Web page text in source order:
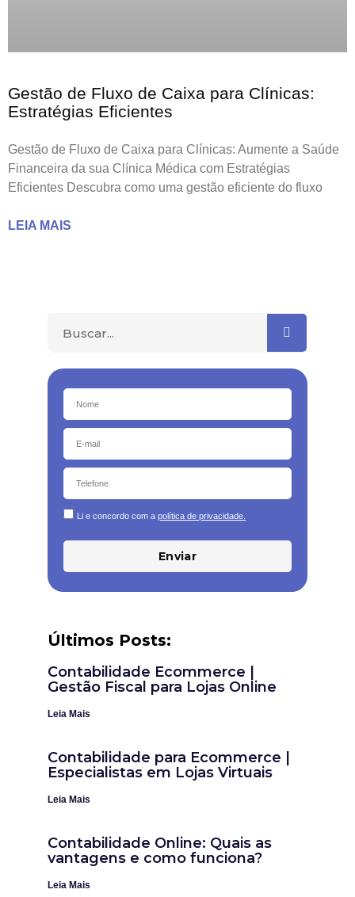
Gestão de Fluxo de Caixa para Clínicas:
Estratégias Eficientes
Gestão de Fluxo de Caixa para Clínicas: Aumente a Saúde
Financeira da sua Clínica Médica com Estratégias
Eficientes Descubra como uma gestão eficiente do fluxo
LEIA MAIS
Li e concordo com a política de privacidade.
Enviar
Últimos Posts:
Contabilidade Ecommerce |
Gestão Fiscal para Lojas Online
Leia Mais
Contabilidade para Ecommerce |
Especialistas em Lojas Virtuais
Leia Mais
Contabilidade Online: Quais as
vantagens e como funciona?
Leia Mais